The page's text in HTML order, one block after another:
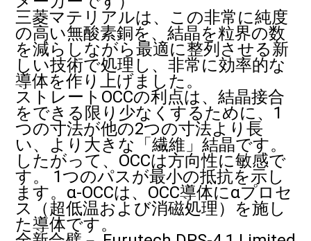
三菱マテリアルは、この非常に純度
の高い無酸素銅を、結晶を粒界の数
を減らしながら最適に整列させる新
しい技術で処理し、非常に効率的な
導体を作り上げました。
ストレートOCCの利点は、結晶接合
をできる限り少なくするために、1
つの寸法が他の2つの寸法より長
い、より大きな「繊維」結晶です。
したがって、OCCは方向性に敏感で
す。 1つのパスが最小の抵抗を示し
ます。α-OCCは、OCC導体にαプロセ
ス（超低温および消磁処理）を施し
た導体です。